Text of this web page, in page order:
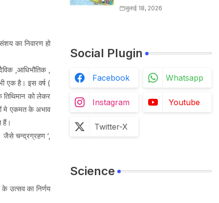
का निवारण हो
,आधिभौतिक ,
एक है। इस वर्ष (
तिथिमान को लेकर
मे एकमत के अभाव
हैं।
जैसे चन्द्रग्रहण ‘,
के उत्सव का निर्णय
Translation &
जुलाई 18, 2026
Social Plugin
Facebook Whatsapp
Instagram Youtube
Twitter-X
Science